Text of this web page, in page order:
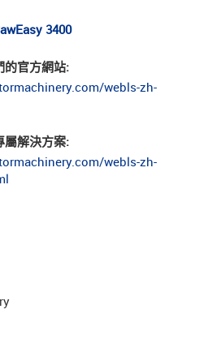
3400
的官方網站:
webls-zh-
屬解決方案:
webls-zh-